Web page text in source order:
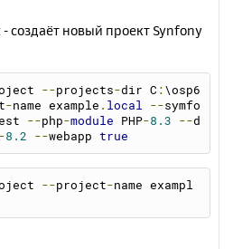
- создаёт новый проект Synfony
--projects-dir C : \osp6
-name example . local --symfo
--php-module PHP-8.3 --d
-8.2 --webapp true
--project-name exampl